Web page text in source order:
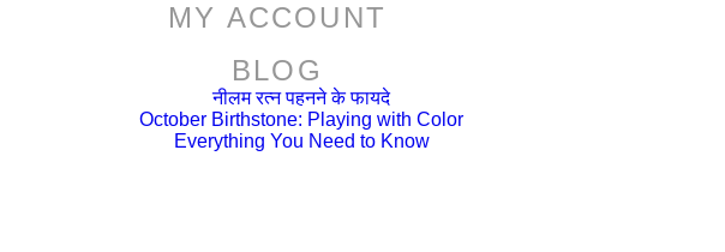
MY ACCOUNT
BLOG
नीलम रत्न पहनने के फायदे
October Birthstone: Playing with Color
Everything You Need to Know